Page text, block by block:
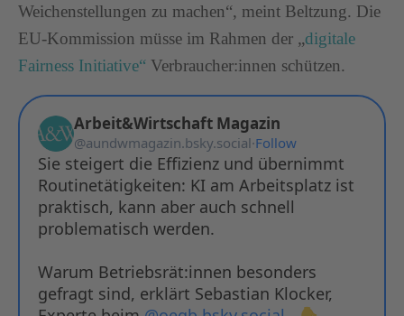
Weichenstellungen zu machen“, meint Beltzung. Die
EU-Kommission müsse im Rahmen der „digitale
Fairness Initiative“ Verbraucher:innen schützen.